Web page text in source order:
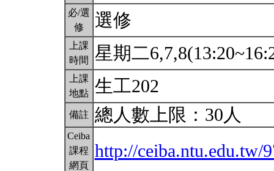
必/選
修
選修
上課
時間
星期二
上課
地點
生工202
備註 總人數上限：30人
Ceiba
課程
網頁
http://ceiba.ntu.edu.tw/